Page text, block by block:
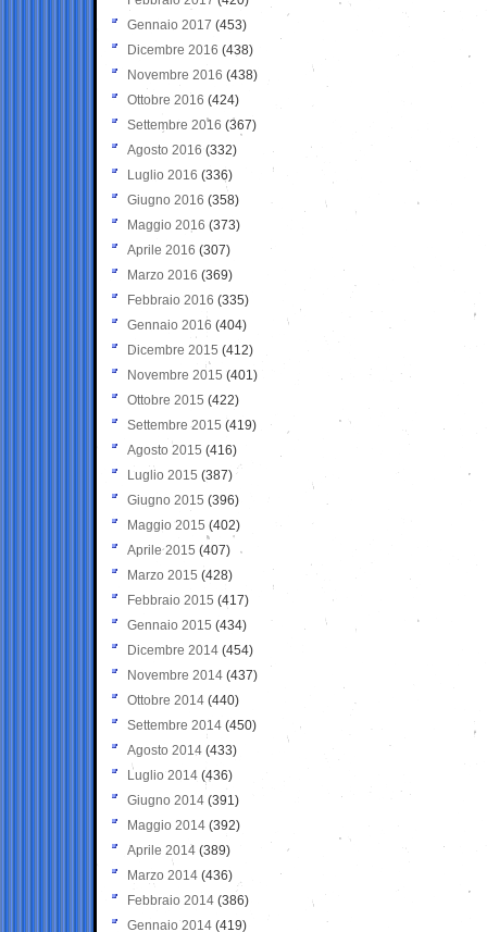
Gennaio 2017 (453)
Dicembre 2016 (438)
Novembre 2016 (438)
Ottobre 2016 (424)
Settembre 2016 (367)
Agosto 2016 (332)
Luglio 2016 (336)
Giugno 2016 (358)
Maggio 2016 (373)
Aprile 2016 (307)
Marzo 2016 (369)
Febbraio 2016 (335)
Gennaio 2016 (404)
Dicembre 2015 (412)
Novembre 2015 (401)
Ottobre 2015 (422)
Settembre 2015 (419)
Agosto 2015 (416)
Luglio 2015 (387)
Giugno 2015 (396)
Maggio 2015 (402)
Aprile 2015 (407)
Marzo 2015 (428)
Febbraio 2015 (417)
Gennaio 2015 (434)
Dicembre 2014 (454)
Novembre 2014 (437)
Ottobre 2014 (440)
Settembre 2014 (450)
Agosto 2014 (433)
Luglio 2014 (436)
Giugno 2014 (391)
Maggio 2014 (392)
Aprile 2014 (389)
Marzo 2014 (436)
Febbraio 2014 (386)
Gennaio 2014 (419)